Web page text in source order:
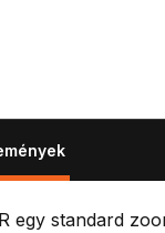
egy standard